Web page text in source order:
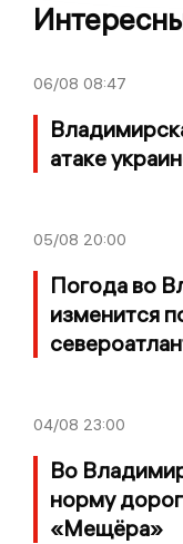
06/08 08:47
атаке
05/08 20:00
Погода во
изменится
04/08 23:00
Во
норму
«Мещёра»